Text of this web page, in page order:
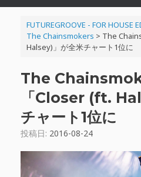
FUTUREGROOVE - FOR HOUSE
The Chainsmokers > The
Halsey)」が全米チャート1位に
The
「Closer (ft.
チャート1位に
投稿日: 2016-08-24